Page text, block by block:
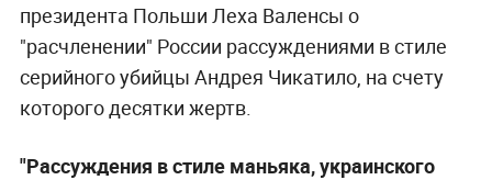
президента Польши Леха Валенсы о
"расчленении" России рассуждениями в стиле
серийного убийцы Андрея Чикатило, на счету
которого десятки жертв.
"Рассуждения в стиле маньяка, украинского